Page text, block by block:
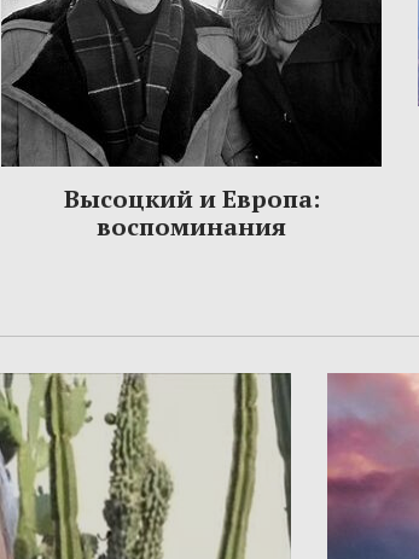
Высоцкий и Европа:
воспоминания